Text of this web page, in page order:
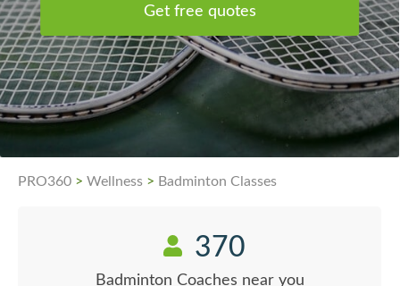
Get free quotes
PRO360 > Wellness > Badminton Classes
370
Badminton Coaches near you